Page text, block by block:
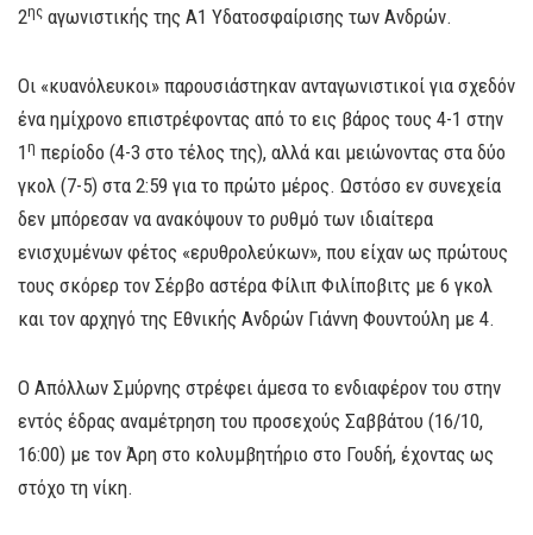
2ης αγωνιστικής της Α1 Υδατοσφαίρισης των Ανδρών.
Οι «κυανόλευκοι» παρουσιάστηκαν ανταγωνιστικοί για σχεδόν
ένα ημίχρονο επιστρέφοντας από το εις βάρος τους 4-1 στην
1η περίοδο (4-3 στο τέλος της), αλλά και μειώνοντας στα δύο
γκολ (7-5) στα 2:59 για το πρώτο μέρος. Ωστόσο εν συνεχεία
δεν μπόρεσαν να ανακόψουν το ρυθμό των ιδιαίτερα
ενισχυμένων φέτος «ερυθρολεύκων», που είχαν ως πρώτους
τους σκόρερ τον Σέρβο αστέρα Φίλιπ Φιλίποβιτς με 6 γκολ
και τον αρχηγό της Εθνικής Ανδρών Γιάννη Φουντούλη με 4.
Ο Απόλλων Σμύρνης στρέφει άμεσα το ενδιαφέρον του στην
εντός έδρας αναμέτρηση του προσεχούς Σαββάτου (16/10,
16:00) με τον Άρη στο κολυμβητήριο στο Γουδή, έχοντας ως
στόχο τη νίκη.